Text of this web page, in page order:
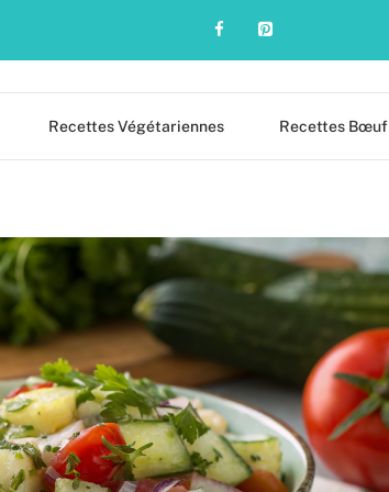
Recettes Végétariennes Recettes Bœuf